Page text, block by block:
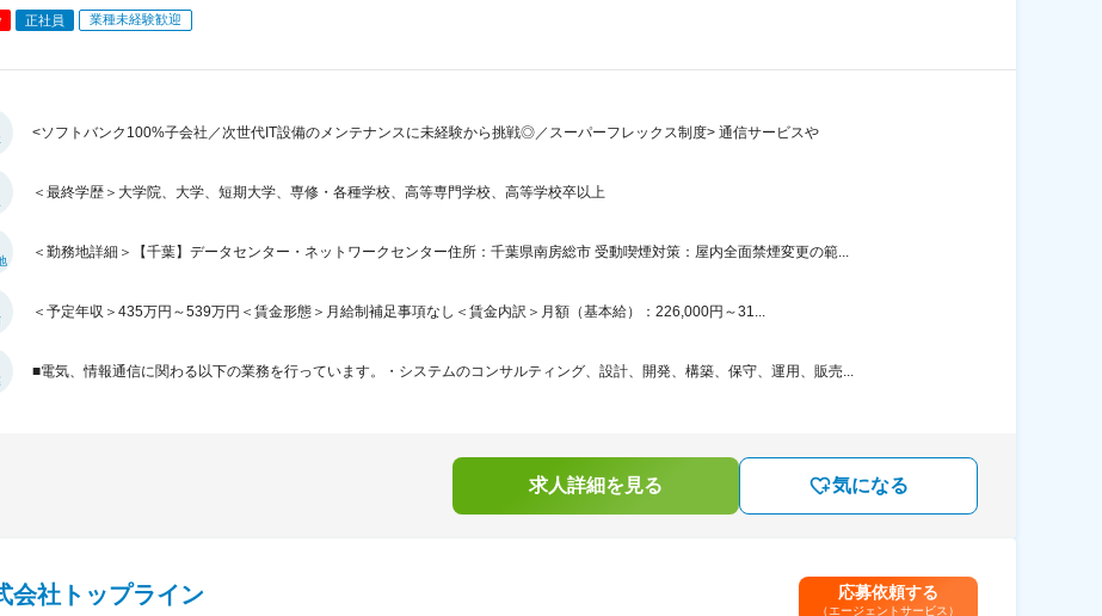
正社員 業種未経験歓迎
<ソフトバンク100%子会社／次世代IT設備のメンテナンスに未経験から挑戦◎／スーパーフレックス制度> 通信サービスや
＜最終学歴＞大学院、大学、短期大学、専修・各種学校、高等専門学校、高等学校卒以上
＜勤務地詳細＞【千葉】データセンター・ネットワークセンター住所：千葉県南房総市 受動喫煙対策：屋内全面禁煙変更の範...
＜予定年収＞435万円～539万円＜賃金形態＞月給制補足事項なし＜賃金内訳＞月額（基本給）：226,000円～31...
■電気、情報通信に関わる以下の業務を行っています。・システムのコンサルティング、設計、開発、構築、保守、運用、販売...
求人詳細を見る 気になる
会社トップライン 応募依頼する
（エージェントサービス）